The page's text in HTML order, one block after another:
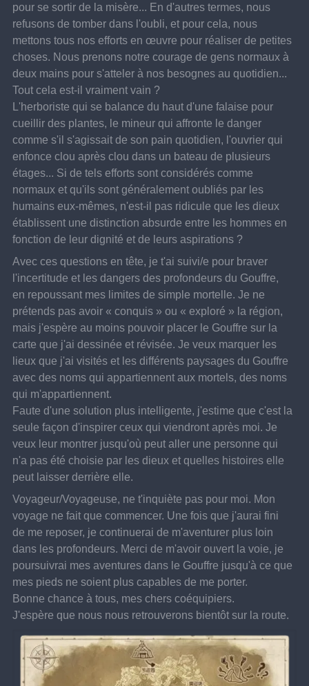
pour se sortir de la misère... En d'autres termes, nous
refusons de tomber dans l'oubli, et pour cela, nous
mettons tous nos efforts en œuvre pour réaliser de petites
choses. Nous prenons notre courage de gens normaux à
deux mains pour s'atteler à nos besognes au quotidien...
Tout cela est-il vraiment vain ?
L'herboriste qui se balance du haut d'une falaise pour
cueillir des plantes, le mineur qui affronte le danger
comme s'il s'agissait de son pain quotidien, l'ouvrier qui
enfonce clou après clou dans un bateau de plusieurs
étages... Si de tels efforts sont considérés comme
normaux et qu'ils sont généralement oubliés par les
humains eux-mêmes, n'est-il pas ridicule que les dieux
établissent une distinction absurde entre les hommes en
fonction de leur dignité et de leurs aspirations ?
Avec ces questions en tête, je t'ai suivi/e pour braver
l'incertitude et les dangers des profondeurs du Gouffre,
en repoussant mes limites de simple mortelle. Je ne
prétends pas avoir « conquis » ou « exploré » la région,
mais j'espère au moins pouvoir placer le Gouffre sur la
carte que j'ai dessinée et révisée. Je veux marquer les
lieux que j'ai visités et les différents paysages du Gouffre
avec des noms qui appartiennent aux mortels, des noms
qui m'appartiennent.
Faute d'une solution plus intelligente, j'estime que c'est la
seule façon d'inspirer ceux qui viendront après moi. Je
veux leur montrer jusqu'où peut aller une personne qui
n'a pas été choisie par les dieux et quelles histoires elle
peut laisser derrière elle.
Voyageur/Voyageuse, ne t'inquiète pas pour moi. Mon
voyage ne fait que commencer. Une fois que j'aurai fini
de me reposer, je continuerai de m'aventurer plus loin
dans les profondeurs. Merci de m'avoir ouvert la voie, je
poursuivrai mes aventures dans le Gouffre jusqu'à ce que
mes pieds ne soient plus capables de me porter.
Bonne chance à tous, mes chers coéquipiers.
J'espère que nous nous retrouverons bientôt sur la route.